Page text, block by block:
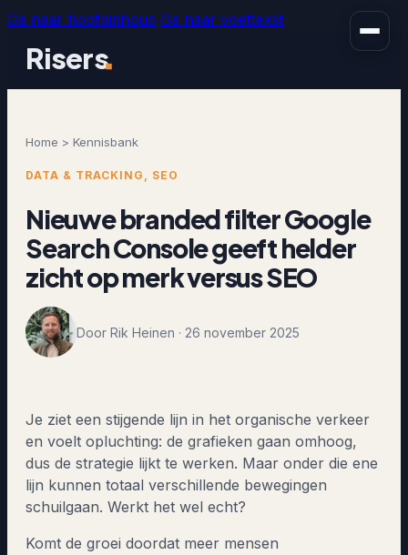
Ga naar hoofdinhoud Ga naar voettekst
Risers
Home > Kennisbank
DATA & TRACKING, SEO
Nieuwe branded filter Google
Search Console geeft helder
zicht op merk versusSEO
Door Rik Heinen · 26 november 2025
Je ziet een stijgende lijn in het organische verkeer
en voelt opluchting: de grafieken gaan omhoog,
dus de strategie lijkt te werken. Maar onder die ene
lijn kunnen totaal verschillende bewegingen
schuilgaan. Werkt het wel echt?
Komt de groei doordat meer mensen